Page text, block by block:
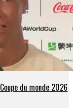
du monde 2026